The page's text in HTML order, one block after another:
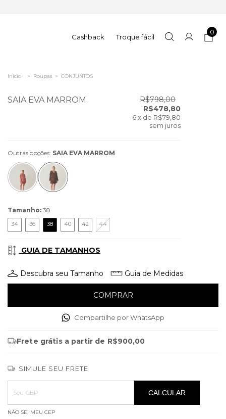
Cashback Troque fácil
0
Início > Roupas > CONJUNTOS
SAIA EVA MARROM
R$798,00
R$478,80
6 x de R$79,80
sem juros
Outras opções: SAIA EVA MARROM
Tamanho: 38
34 36 38 40 42 44
GUIA DE TAMANHOS
Descubra seu Tamanho Guia de Medidas
Compartilhe por WhatsApp
Frete grátis a partir de R$900,00
SIMULE SEU FRETE
Entregas para o CEP:
ALTERAR CEP
CALCULAR
NÃO SEI MEU CEP